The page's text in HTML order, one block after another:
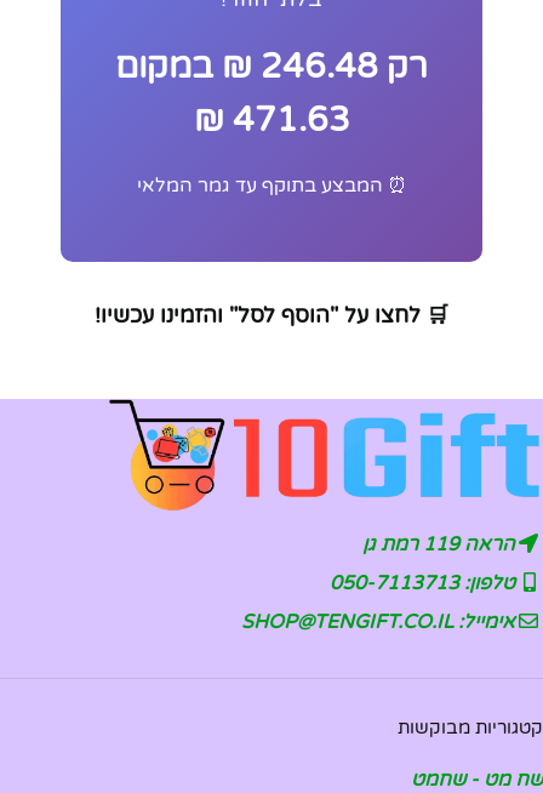
רק 246.48 ₪ במקום
471.63 ₪
⏰ המבצע בתוקף עד גמר המלאי
🛒 לחצו על "הוסף לסל" והזמינו עכשיו!
הראה 119 רמת גן
טלפון: 050-7113713
אימייל: SHOP@TENGIFT.CO.IL
קטגוריות מבוקשות
שח מט - שחמט